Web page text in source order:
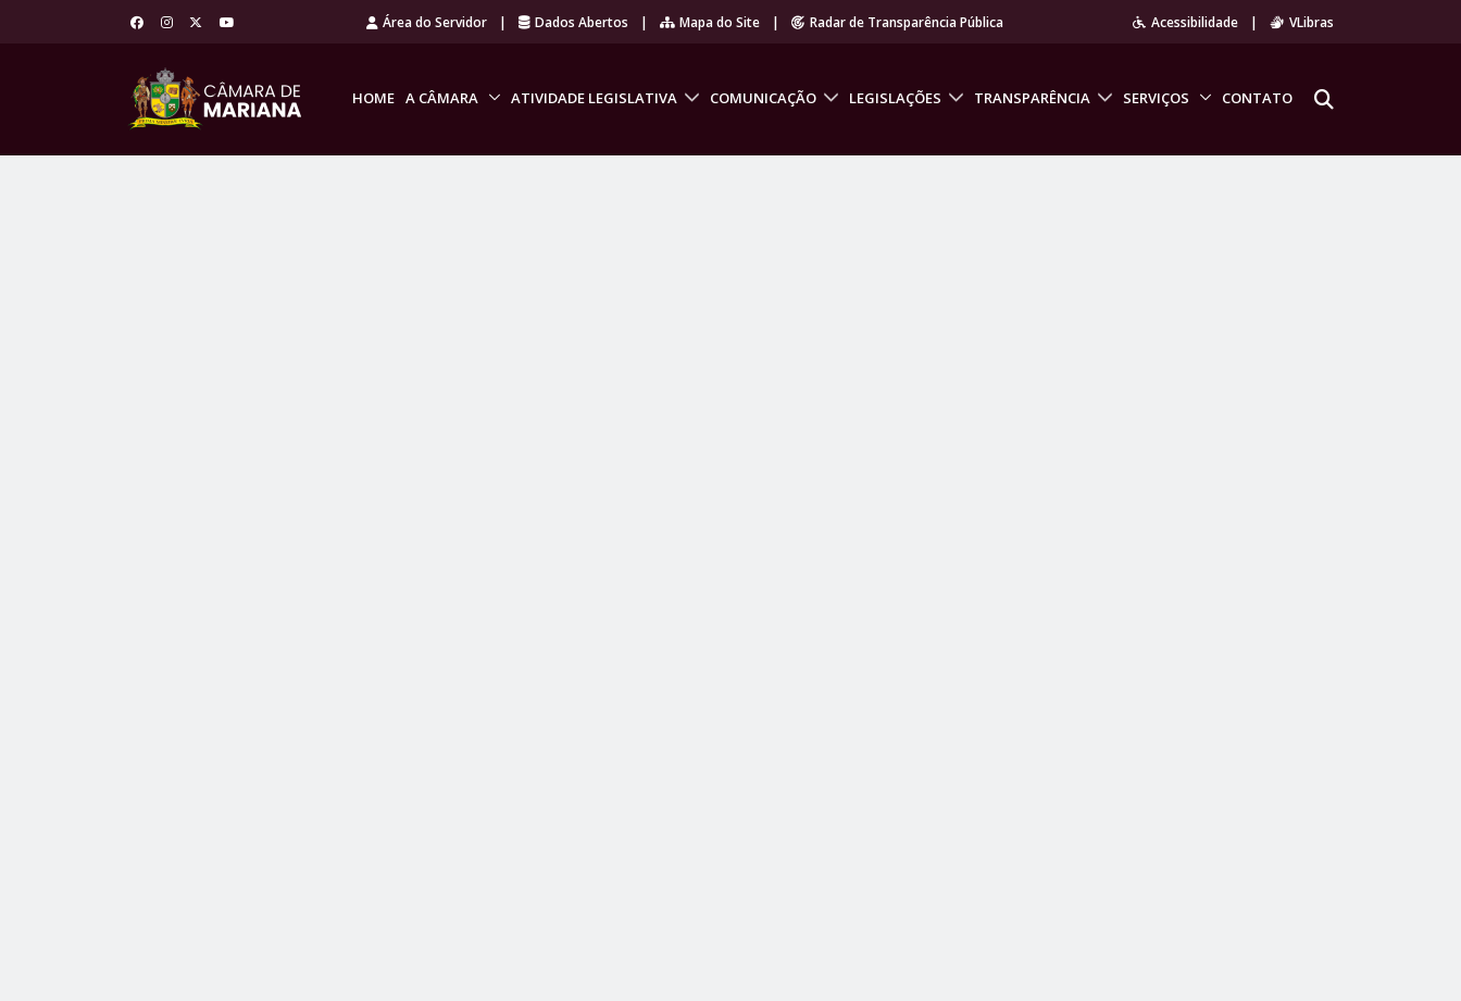
Área do Servidor | Dados Abertos | Mapa do Site | Radar de Transparência Pública Acessibilidade | VLibras
HOME A CÂMARA ATIVIDADE LEGISLATIVA COMUNICAÇÃO LEGISLAÇÕES TRANSPARÊNCIA SERVIÇOS CONTATO